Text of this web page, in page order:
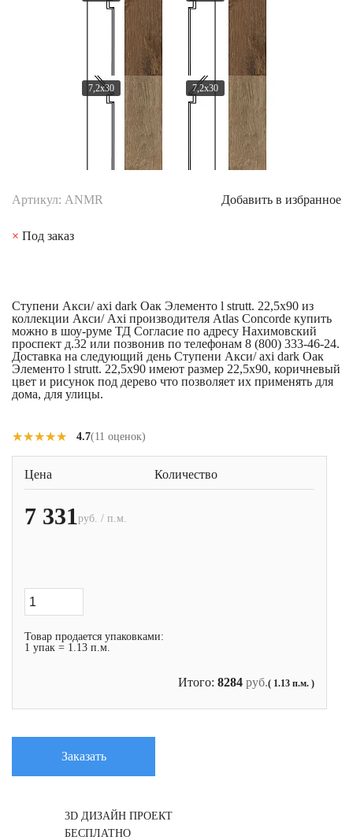
7,2x30 7,2x30
Артикул: ANMR Добавить в избранное
× Под заказ
Ступени Акси/ axi dark Оак Элементо l strutt. 22,5x90 из
коллекции Акси/ Axi производителя Atlas Concorde купить
можно в шоу-руме ТД Согласие по адресу Нахимовский
проспект д.32 или позвонив по телефонам 8 (800) 333-46-24.
Доставка на следующий день Ступени Акси/ axi dark Оак
Элементо l strutt. 22,5x90 имеют размер 22,5x90, коричневый
цвет и рисунок под дерево что позволяет их применять для
дома, для улицы.
★★★★★
★★★★★ 4.7(11 оценок)
Цена Количество
7 331руб. / п.м.
Товар продается упаковками:
1 упак = 1.13 п.м.
Итого: 8284 руб.( 1.13 п.м. )
Заказать
3D ДИЗАЙН ПРОЕКТ
БЕСПЛАТНО